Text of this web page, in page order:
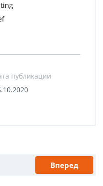
публикации
Вперед